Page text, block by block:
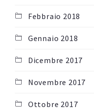
Febbraio 2018
Gennaio 2018
Dicembre 2017
Novembre 2017
Ottobre 2017